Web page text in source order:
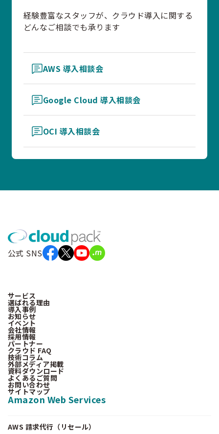
経験豊富なスタッフが、クラウド導入に関する
どんなご相談でも承ります
AWS 導入相談会
Google Cloud 導入相談会
OCI 導入相談会
公式 SNS
サービス
選ばれる理由
導入事例
お知らせ
イベント
会社情報
採用情報
パートナー
クラウド FAQ
技術コラム
外部メディア掲載
資料ダウンロード
よくあるご質問
お問い合わせ
サイトマップ
Amazon Web Services
AWS 請求代行（リセール）